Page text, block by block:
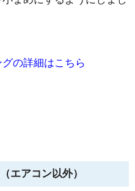
の詳細はこちら
エアコン以外）